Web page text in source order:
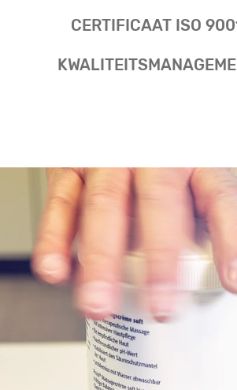
CERTIFICAAT ISO